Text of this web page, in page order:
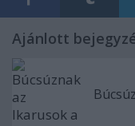
Ajánlott